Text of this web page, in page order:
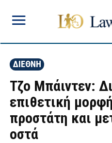
ΔΙΕΘΝΗ
Τζο Μπάιντεν:
επιθετική
προστάτη και
οστά